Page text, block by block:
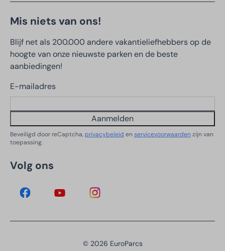
Mis niets van ons!
Blijf net als 200.000 andere vakantieliefhebbers op de
hoogte van onze nieuwste parken en de beste
aanbiedingen!
E-mailadres
Aanmelden
Beveiligd door reCaptcha, privacybeleid en servicevoorwaarden zijn van
toepassing.
Volg ons
© 2026 EuroParcs